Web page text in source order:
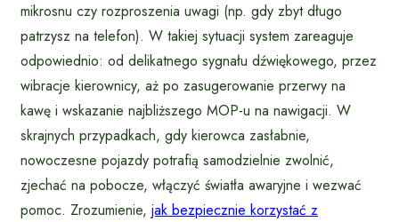
mikrosnu czy rozproszenia uwagi (np. gdy zbyt długo
patrzysz na telefon). W takiej sytuacji system zareaguje
odpowiednio: od delikatnego sygnału dźwiękowego, przez
wibracje kierownicy, aż po zasugerowanie przerwy na
kawę i wskazanie najbliższego MOP-u na nawigacji. W
skrajnych przypadkach, gdy kierowca zasłabnie,
nowoczesne pojazdy potrafią samodzielnie zwolnić,
zjechać na pobocze, włączyć światła awaryjne i wezwać
pomoc. Zrozumienie, jak bezpiecznie korzystać z